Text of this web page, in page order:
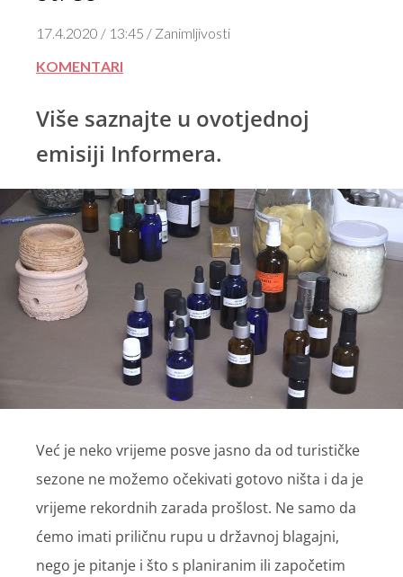
17.4.2020 / 13:45 / Zanimljivosti
KOMENTARI
Više saznajte u ovotjednoj
emisiji Informera.
Već je neko vrijeme posve jasno da od turističke
sezone ne možemo očekivati gotovo ništa i da je
vrijeme rekordnih zarada prošlost. Ne samo da
ćemo imati priličnu rupu u državnoj blagajni,
nego je pitanje i što s planiranim ili započetim